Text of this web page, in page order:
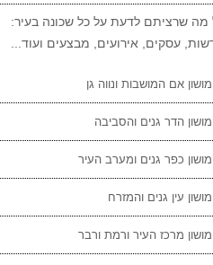
מה שרציתם לדעת על כל שכונה בעיר:
עסקים, אירועים, מבצעים ועוד...
אם המושבות ונווה גן
הדר גנים והסביבה
כפר גנים ומערב העיר
עין גנים והמזרח
מרכז העיר ורמת ורבר